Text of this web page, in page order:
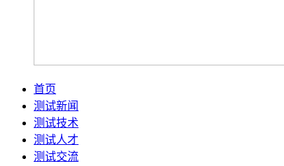
首页
测试新闻
测试技术
测试人才
测试交流